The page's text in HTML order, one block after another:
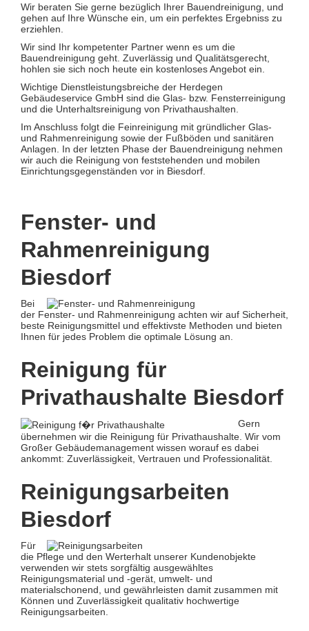
Teppichbodenreinigung
Unterhaltsreinigung
Veranstaltungsreinigung
Verkehrs- und Grauflächenreinigung
Verkehrsmittelreinigung
Hausmeisterservice
Grünflächenpflege
Winterdienst
Wir beraten Sie gerne bezüglich Ihrer Bauendreinigung, und
gehen auf Ihre Wünsche ein, um ein perfektes Ergebniss zu
erziehlen.
Wir sind Ihr kompetenter Partner wenn es um die
Bauendreinigung geht. Zuverlässig und Qualitätsgerecht,
hohlen sie sich noch heute ein kostenloses Angebot ein.
Wichtige Dienstleistungsbreiche der Herdegen
Gebäudeservice GmbH sind die Glas- bzw. Fensterreinigung
und die Unterhaltsreinigung von Privathaushalten.
Im Anschluss folgt die Feinreinigung mit gründlicher Glas-
und Rahmenreinigung sowie der Fußböden und sanitären
Anlagen. In der letzten Phase der Bauendreinigung nehmen
wir auch die Reinigung von feststehenden und mobilen
Einrichtungsgegenständen vor in Biesdorf.
Fenster- und
Rahmenreinigung
Biesdorf
Bei
der Fenster- und Rahmenreinigung achten wir auf Sicherheit,
beste Reinigungsmittel und effektivste Methoden und bieten
Ihnen für jedes Problem die optimale Lösung an.
Reinigung für
Privathaushalte Biesdorf
Gern
übernehmen wir die Reinigung für Privathaushalte. Wir vom
Großer Gebäudemanagement wissen worauf es dabei
ankommt: Zuverlässigkeit, Vertrauen und Professionalität.
Reinigungsarbeiten
Biesdorf
Für
die Pflege und den Werterhalt unserer Kundenobjekte
verwenden wir stets sorgfältig ausgewähltes
Reinigungsmaterial und -gerät, umwelt- und
materialschonend, und gewährleisten damit zusammen mit
Können und Zuverlässigkeit qualitativ hochwertige
Reinigungsarbeiten.